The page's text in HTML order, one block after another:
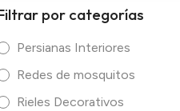
por categorías
Persianas Interiores
Redes de mosquitos
Rieles Decorativos